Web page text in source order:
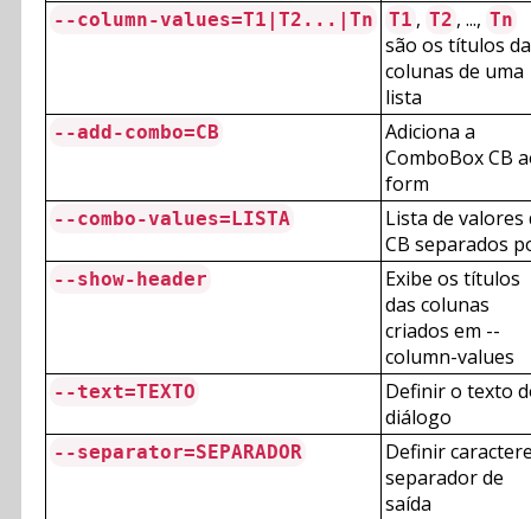
--column-values=T1|T2...|Tn T1 , T2 , ..., Tn
são os títulos
colunas de uma
lista
--add-combo=CB
Adiciona a
ComboBox CB
form
--combo-values=LISTA
Lista de valores
CB separados
--show-header
Exibe os títulos
das colunas
criados em --
column-values
--text=TEXTO
Definir o texto
diálogo
--separator=SEPARADOR
Definir
separador de
saída